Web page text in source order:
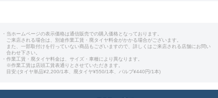
・当ホームページの表示価格は通信販売での購入価格となっております。
ご来店される場合は、別途作業工賃・廃タイヤ料金がかかる場合がございます。
また、一部取付けを行っていない商品もございますので、詳しくはご来店される店舗にお問い
合わせ下さい。
・作業工賃・廃タイヤ料金は、サイズ・車種により異なります。
※作業工賃は店頭工賃表通りとさせていただきます。
目安:(タイヤ単品¥2,200/1本、廃タイヤ¥550/1本、バルブ¥440円/1本)